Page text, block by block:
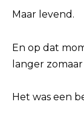
Maar levend.
En op dat
langer
Het was een